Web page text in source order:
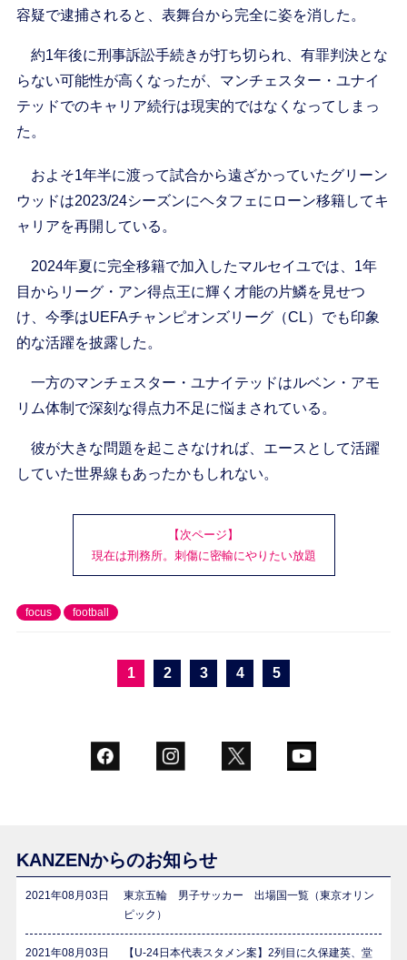
容疑で逮捕されると、表舞台から完全に姿を消した。
約1年後に刑事訴訟手続きが打ち切られ、有罪判決とな
らない可能性が高くなったが、マンチェスター・ユナイ
テッドでのキャリア続行は現実的ではなくなってしまっ
た。
およそ1年半に渡って試合から遠ざかっていたグリーン
ウッドは2023/24シーズンにヘタフェにローン移籍してキ
ャリアを再開している。
2024年夏に完全移籍で加入したマルセイユでは、1年
目からリーグ・アン得点王に輝く才能の片鱗を見せつ
け、今季はUEFAチャンピオンズリーグ（CL）でも印象
的な活躍を披露した。
一方のマンチェスター・ユナイテッドはルベン・アモ
リム体制で深刻な得点力不足に悩まされている。
彼が大きな問題を起こさなければ、エースとして活躍
していた世界線もあったかもしれない。
【次ページ】
現在は刑務所。刺傷に密輸にやりたい放題
focus football
1 2 3 4 5
KANZENからのお知らせ
2021年08月03日
東京五輪 男子サッカー 出場国一覧（東京オリン
ピック）
2021年08月03日
【U-24日本代表スタメン案】2列目に久保建英、堂